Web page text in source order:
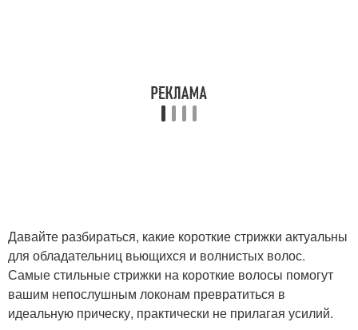
Давайте разбираться, какие короткие стрижки актуальны
для обладательниц вьющихся и волнистых волос.
Самые стильные стрижки на короткие волосы помогут
вашим непослушным локонам превратиться в
идеальную прическу, практически не прилагая усилий.